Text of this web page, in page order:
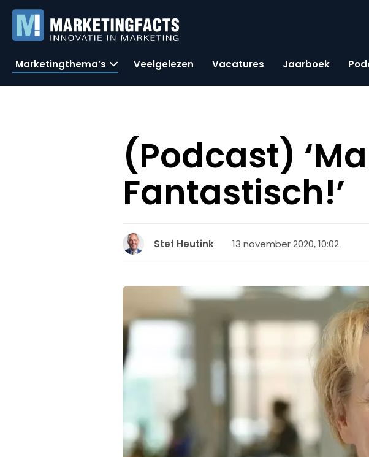
Marketingthema’s Veelgelezen Vacatures Jaarboek
(Podcast)
Fantastisch!’
Stef Heutink 13 november 2020, 10:02